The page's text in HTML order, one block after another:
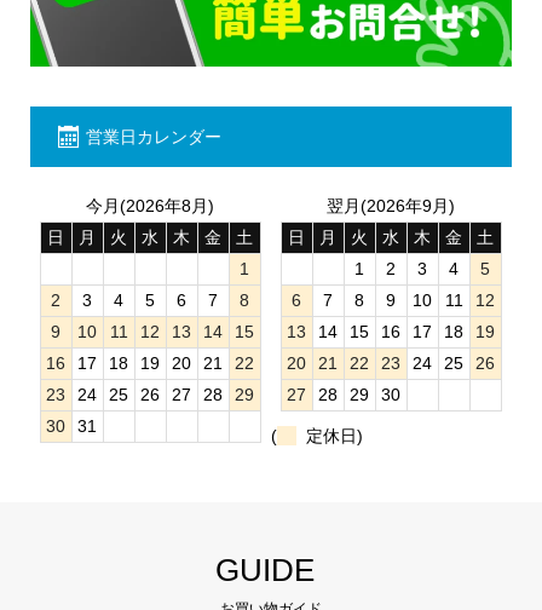
営業日カレンダー
今月(2026年8月)
日
月 火 水 木 金
土
1
2
3 4 5 6 7
8
9
10 11 12 13 14
15
16
17 18 19 20 21
22
23
24 25 26 27 28
29
30
31
翌月(2026年9月)
日
月 火 水 木 金
土
1
2 3 4
5
6
7 8 9 10 11
12
13
14 15 16 17 18
19
20
21 22 23 24 25
26
27
28 29 30
( 定休日)
GUIDE